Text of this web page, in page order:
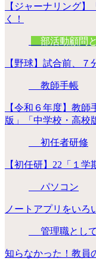
【ジャーナリング
く！
部活動顧問
【野球】試合前、
教師手帳
【令和６年度】教
版」「中学校・高校
初任者研修
【初任研】22「１
パソコン
ノートアプリをいろ
管理職として
知らなかった！教員